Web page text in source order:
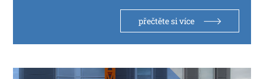
wytrzymałość konstrukcji…
přečtěte si více